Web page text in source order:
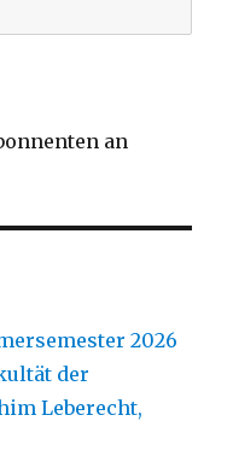
an
2026
der
Leberecht,